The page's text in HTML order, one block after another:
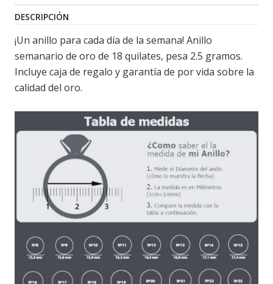
DESCRIPCIÓN
¡Un anillo para cada día de la semana! Anillo
semanario de oro de 18 quilates, pesa 2.5 gramos.
Incluye caja de regalo y garantía de por vida sobre la
calidad del oro.